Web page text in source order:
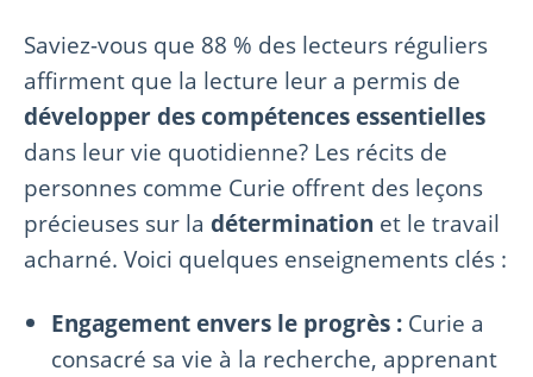
Saviez-vous que 88 % des lecteurs réguliers
affirment que la lecture leur a permis de
développer des compétences essentielles
dans leur vie quotidienne? Les récits de
personnes comme Curie offrent des leçons
précieuses sur la détermination et le travail
acharné. Voici quelques enseignements clés :
Engagement envers le progrès : Curie a
consacré sa vie à la recherche, apprenant